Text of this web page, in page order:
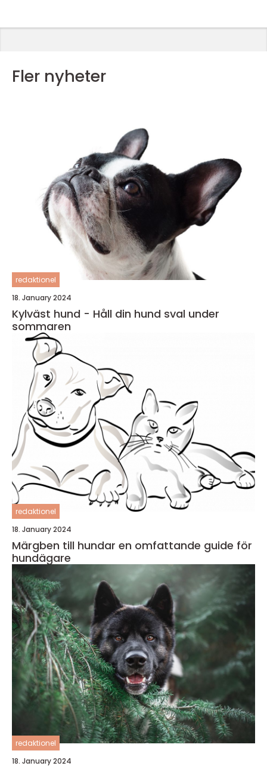
Fler nyheter
redaktionel
18. January 2024
Kylväst hund - Håll din hund sval under
sommaren
redaktionel
18. January 2024
Märgben till hundar en omfattande guide för
hundägare
redaktionel
18. January 2024